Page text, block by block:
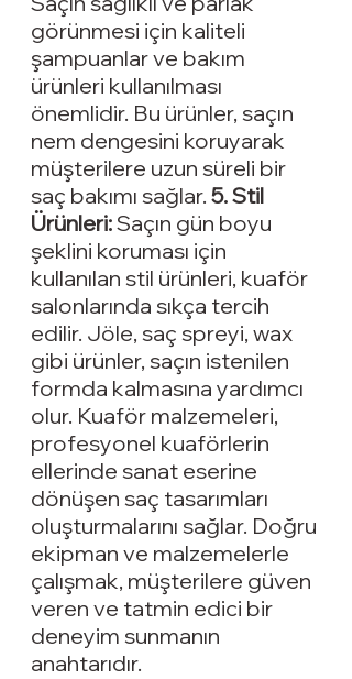
görünmesi için kaliteli
şampuanlar ve bakım
ürünleri kullanılması
önemlidir. Bu ürünler, saçın
nem dengesini koruyarak
müşterilere uzun süreli bir
saç bakımı sağlar. 5. Stil
Ürünleri: Saçın gün boyu
şeklini koruması için
kullanılan stil ürünleri, kuaför
salonlarında sıkça tercih
edilir. Jöle, saç spreyi, wax
gibi ürünler, saçın istenilen
formda kalmasına yardımcı
olur. Kuaför malzemeleri,
profesyonel kuaförlerin
ellerinde sanat eserine
dönüşen saç tasarımları
oluşturmalarını sağlar. Doğru
ekipman ve malzemelerle
çalışmak, müşterilere güven
veren ve tatmin edici bir
deneyim sunmanın
anahtarıdır.